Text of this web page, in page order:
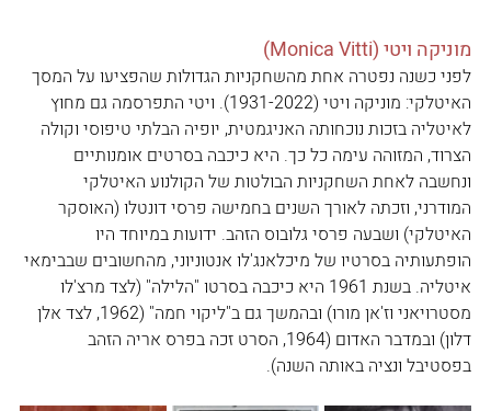
מוניקה ויטי (Monica Vitti)
לפני כשנה נפטרה אחת מהשחקניות הגדולות שהפציעו על המסך
האיטלקי: מוניקה ויטי (1931-2022). ויטי התפרסמה גם מחוץ
לאיטליה בזכות נוכחותה האניגמטית, יופיה הבלתי טיפוסי וקולה
הצרוד, המזוהה עימה כל כך. היא כיכבה בסרטים אומנותיים
ונחשבה לאחת השחקניות הבולטות של הקולנוע האיטלקי
המודרני, וזכתה לאורך השנים בחמישה פרסי דונטלו (האוסקר
האיטלקי) ושבעה פרסי גלובוס הזהב. ידועות במיוחד היו
הופתעותיה בסרטיו של מיכלאנג'לו אנטוניוני, מהחשובים שבבימאי
איטליה. בשנת 1961 היא כיכבה בסרטו "הלילה" (לצד מרצ'לו
מסטרויאני וז'אן מורו) ובהמשך גם ב"ליקוי חמה" (1962, לצד אלן
דלון) ובמדבר האדום (1964, הסרט זכה בפרס אריה הזהב
בפסטיבל ונציה באותה השנה).